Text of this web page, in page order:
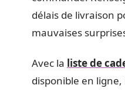
délais de livraison
mauvaises
Avec la liste de
disponible en ligne,